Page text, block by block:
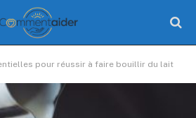
pour réussir à faire bouillir du lait